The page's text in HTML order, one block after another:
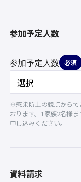
参加予定人数
参加予定人数 必須
※感染防止の観点からで
おります。1家族2名様
申し込みください。
資料請求